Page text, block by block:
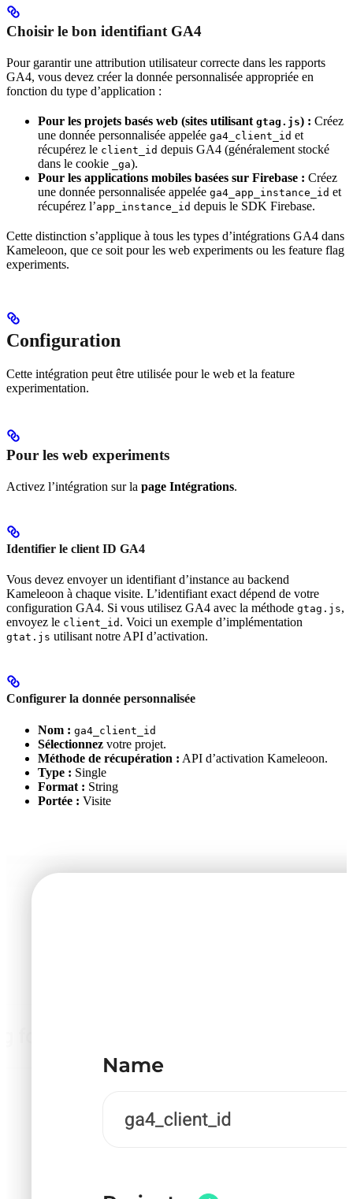
Choisir le bon identifiant GA4
Pour garantir une attribution utilisateur correcte dans les rapports
GA4, vous devez créer la donnée personnalisée appropriée en
fonction du type d’application :
Pour les projets basés web (sites utilisant gtag.js) : Créez
une donnée personnalisée appelée ga4_client_id et
récupérez le client_id depuis GA4 (généralement stocké
dans le cookie
_ga).
Pour les applications mobiles basées sur Firebase : Créez
une donnée personnalisée appelée ga4_app_instance_id et
récupérez l’app_instance_id depuis le SDK Firebase.
Cette distinction s’applique à tous les types d’intégrations GA4 dans
Kameleoon, que ce soit pour les web experiments ou les feature flag
experiments.
Configuration
Cette intégration peut être utilisée pour le web et la feature
experimentation.
Pour les web experiments
Activez l’intégration sur la page Intégrations.
Identifier le client ID GA4
Vous devez envoyer un identifiant d’instance au backend
Kameleoon à chaque visite. L’identifiant exact dépend de votre
configuration GA4. Si vous utilisez GA4 avec la méthode gtag.js,
envoyez le client_id . Voici un exemple d’implémentation
gtat.js utilisant notre API d’activation.
Configurer la donnée personnalisée
Nom : ga4_client_id
Sélectionnez votre projet.
Méthode de récupération : API d’activation Kameleoon.
Type : Single
Format : String
Portée : Visite